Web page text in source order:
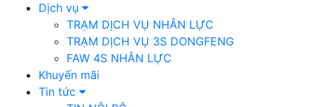
Dịch vụ
TRẠM DỊCH VỤ NHÂN LỰC
TRẠM DỊCH VỤ 3S DONGFENG
FAW 4S NHÂN LỰC
Khuyến mãi
Tin tức